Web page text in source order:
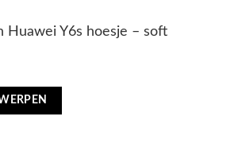
Huawei Y6s hoesje – soft